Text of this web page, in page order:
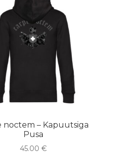
noctem – Kapuutsiga
Pusa
45.00 €